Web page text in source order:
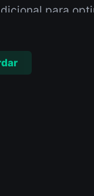
para
culinaria
textura sublime,